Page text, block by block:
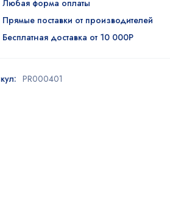
Любая форма оплаты
Прямые поставки от производителей
Бесплатная доставка от 10 000Р
PR000401